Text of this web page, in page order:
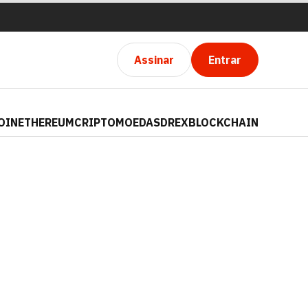
Assinar Entrar
ETHEREUMCRIPTOMOEDASDREXBLOCKCHAIN